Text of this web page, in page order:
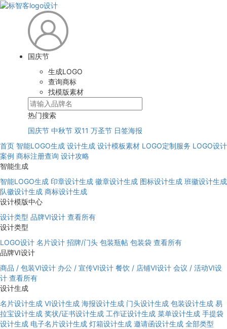
国庆节
生成LOGO
查询商标
找模版素材
热门搜索
国庆节 中秋节 双11 万圣节 日签海报
首页 智能LOGO生成 设计生成 设计模板素材 LOGO定制服务 LOGO设计
案例 商标注册查询 设计攻略
智能生成
智能LOGO生成 印章设计生成 徽章设计生成 图标设计生成 班徽设计生成
队徽设计生成 商标设计生成
设计模版中心
设计类型 品牌VI设计 查看所有
设计类型
LOGO设计 名片设计 招牌/门头 包装瓶帖 包装袋 查看所有
品牌VI设计
商品 / 包装VI设计 办公 / 宣传VI设计 餐饮 / 店铺VI设计 会议 / 活动VI设
计 查看所有
设计生成
名片设计生成 VI设计生成 海报设计生成 门头设计生成 包装设计生成 易
拉宝设计生成 奖状/证书设计生成 工作证设计生成 菜单设计生成 手提袋
设计生成 电子名片设计生成 灯箱设计生成 邀请函设计生成 全部类型